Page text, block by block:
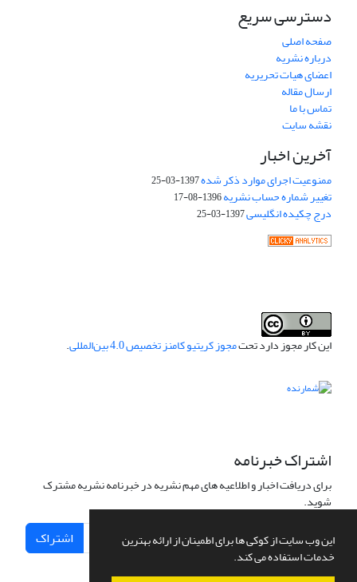
این وب سایت از کوکی ها برای اطمینان از ارائه بهترین
خدمات استفاده می کند.
دسترسی سریع
صفحه اصلی
درباره نشریه
اعضای هیات تحریریه
ارسال مقاله
تماس با ما
نقشه سایت
آخرین اخبار
ممنوعیت اجرای موارد ذکر شده1397-03-25
تغییر شماره حساب نشریه1396-08-17
درج چکیده انگلیسی1397-03-25
این کار مجوز دارد تحتمجوز کریتیو کامنز تخصیص 4.0 بین‌المللی .
اشتراک خبرنامه
برای دریافت اخبار و اطلاعیه های مهم نشریه در خبرنامه نشریه مشترک
شوید.
اشتراک